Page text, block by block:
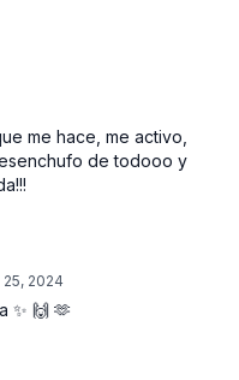
me hace, me activo,
de todooo y
2024
✨️ 🙌 🫶